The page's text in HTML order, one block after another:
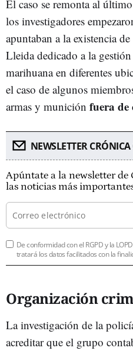
El caso se remonta al
los investigadores
apuntaban a la existencia
Lleida dedicado a la
marihuana en diferentes
el caso de algunos
armas y munición fuera de
NEWSLETTER
Apúntate a la newsletter
las noticias más
De conformidad con el RGPD y la
tratará los datos facilitados con la
Organización
La investigación de la
acreditar que el grupo